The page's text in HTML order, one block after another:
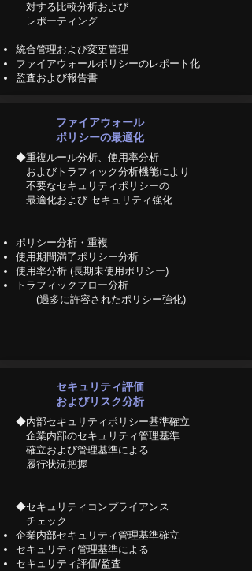
対する比較分析および
レポーティング
統合管理および変更管理
ファイアウォールポリシーのレポート化
監査および報告書
ファイアウォール
ポリシーの最適化
◆重複ルール分析、使用率分析
およびトラフィック分析機能により
不要なセキュリティポリシーの
最適化および セキュリティ強化
ポリシー分析・重複
使用期間満了ポリシー分析
使用率分析 (長期未使用ポリシー)
トラフィックフロー分析
(過多に許容されたポリシー強化)
セキュリティ評価
およびリスク分析
◆内部セキュリティポリシー基準確立
企業内部のセキュリティ管理基準
確立および管理基準による
履行状況把握
​◆セキュリティコンプライアンス
チェック
企業内部セキュリティ管理基準確立
セキュリティ管理基準による
セキュリティ評価/監査